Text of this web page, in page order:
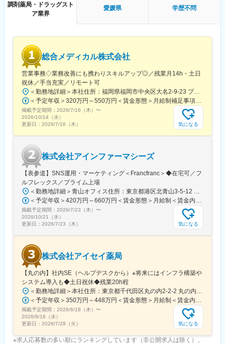
献することができます。
・「この薬すごく効き目があって良かったよ。」「こないだのリ
ンゴ酢美味しかった！ちょうどまた買おうと思ってたの。来てく
れてありがとう。」など、「ありがとう」という言葉が一番のや
りがいです。
変更の範囲：会社の定める業務
・「おもてなし」の心を大切にできる方。
・地域の医療や介護職種の方、一緒に働くスタッフと円滑なコミ
ュニケーションが図れる方。（地域の患者様を一番に考え、患者
・応募にあたり資格や経験は問いません。ぜひお気軽にご応募く
ださい。
■こんな事業にも取り組んでいます
・処方箋ネット受付
・ドライブスルー窓口
・岡山大学薬学部×アイ薬局「寄付講座」開設
■当社について：
らせる地域づくりに励んでいます。地域に寄り添った医療を提供
し、現在では岡山県総社市を中心に、6店舗の薬局を運営する企業
へと成長。在宅医療にも積極的に取り組み、更なるサービスの向
上を目指したいと考えています。
変更の範囲：会社の定める業務
調剤薬局・ドラッグスト
ア業界
愛媛県 学歴不問
総合メディカル株式会社
営業事務◇業務改善にも携わりスキルアップ◎／残業月14h・土日
祝休／手当充実／リモート可
＜勤務地詳細＞本社住所：福岡県福岡市中央区大名2-9-23 プリオ福岡ビル勤務地最寄駅：地下鉄空港線／天神駅受動喫煙対策：屋内全面禁煙変更の範囲：会社の定める事業所
＜予定年収＞320万円～550万円＜賃金形態＞月給制補足事項なし＜賃金内訳＞月額（基本給）：200,000円～246,000円その他固定手当/月：20,000円～110,000円＜月給＞220,000円～356,000円＜昇給有無＞有＜残業手当＞有＜給与補足＞※実際の年収は面談・面接後に経歴や能力に応じて決定します※求人票の想定年収に当てはまらないケースも発生する可能性があります賞与年2回（2025年度実績4.4ヶ月）、昇給年1回住宅補助手当、家族手当、残業手当、休日出勤手当など賃金はあくまでも目安の金額であり、選考を通じて上下する可能性があります。月給(月額)は固定手当を含めた表記です。
掲載予定期間： 2026/7/16（木） 〜
2026/10/14（水）
更新日： 2026/7/16（木） 気になる
株式会社アインファーマシーズ
【表参道】SNS運用・マーケティング＜Francfranc＞◆在宅可／フ
ルフレックス／プライム上場
＜勤務地詳細＞青山オフィス住所：東京都港区北青山3-5-12 青山クリスタルビルB1勤務地最寄駅：各線／表参道駅受動喫煙対策：屋内全面禁煙変更の範囲：会社の定める事業所
＜予定年収＞420万円～660万円＜賃金形態＞月給制＜賃金内訳＞月額（基本給）：260,000円～340,000円＜月給＞260,000円～340,000円＜昇給有無＞有＜残業手当＞有＜給与補足＞※上記年収には標準業績時の賞与および月20時間分の残業手当を含む賃金はあくまでも目安の金額であり、選考を通じて上下する可能性があります。月給(月額)は固定手当を含めた表記です。
掲載予定期間： 2026/7/23（木） 〜
2026/10/21（水）
更新日： 2026/7/23（木） 気になる
株式会社アイセイ薬局
【丸の内】社内SE（ヘルプデスクから）※将来にはインフラ構築や
システム導入も◆土日祝休◆残業20h程
＜勤務地詳細＞本社住所：東京都千代田区丸の内2-2-2 丸の内三井ビルディング勤務地最寄駅：東京メトロ千代田線／二重橋前駅受動喫煙対策：屋内全面禁煙変更の範囲：会社の定める事業所
＜予定年収＞350万円～448万円＜賃金形態＞月給制＜賃金内訳＞月額（基本給）：218,750円～280,000円＜月給＞218,750円～280,000円＜昇給有無＞有＜残業手当＞有＜給与補足＞※前職、能力、年齢を考慮の上、決定■昇給：年1回■賞与：年2回※実績基本給×4か月賃金はあくまでも目安の金額であり、選考を通じて上下する可能性があります。月給(月額)は固定手当を含めた表記です。
掲載予定期間： 2026/6/18（木） 〜
2026/9/16（水）
更新日： 2026/7/28（火） 気になる
※求人応募数の多い順にランキングしています（非公開求人は除く）。